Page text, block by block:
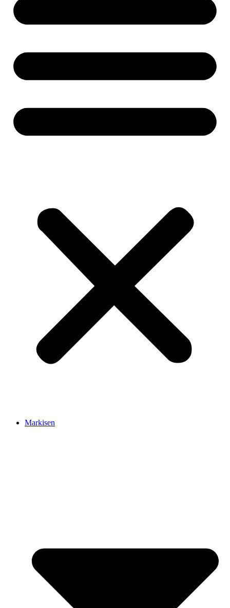
Markisen